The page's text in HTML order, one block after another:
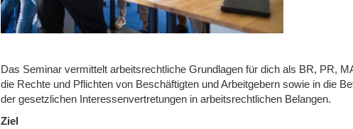
Das Seminar vermittelt arbeitsrechtliche Grundlagen für dich als BR, PR,
die Rechte und Pflichten von Beschäftigten und Arbeitgebern sowie in die
der gesetzlichen Interessenvertretungen in arbeitsrechtlichen Belangen.
Ziel